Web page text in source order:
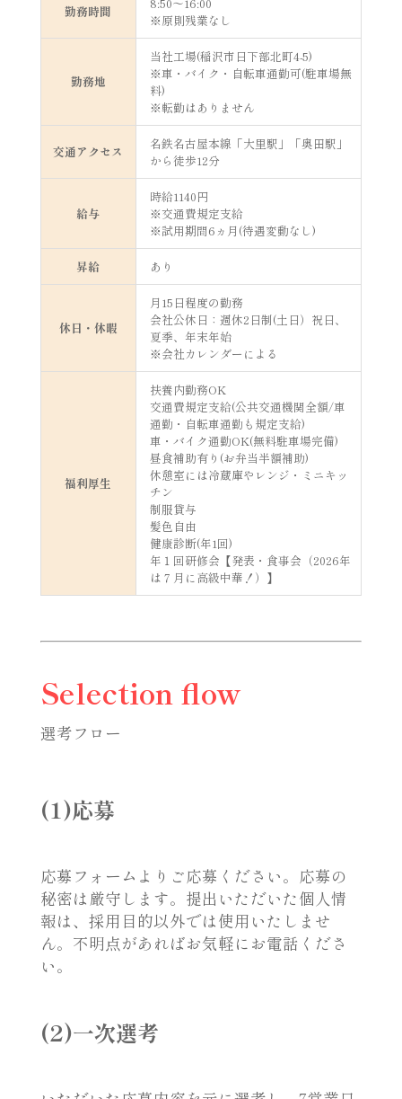
勤務時間
※原則残業なし
勤務地
当社工場(稲沢市日下部北町4-5)
※車・バイク・自転車通勤可(駐車場無
料)
※転勤はありません
交通アクセス
名鉄名古屋本線「大里駅」「奥田駅」
から徒歩12分
給与
時給1140円
※交通費規定支給
※試用期間6ヵ月(待遇変動なし)
昇給 あり
休日・休暇
月15日程度の勤務
会社公休日：週休2日制(土日）祝日、
夏季、年末年始
※会社カレンダーによる
福利厚生
扶養内勤務OK
交通費規定支給(公共交通機関全額/車
通勤・自転車通勤も規定支給)
車・バイク通勤OK(無料駐車場完備)
昼食補助有り(お弁当半額補助)
休憩室には冷蔵庫やレンジ・ミニキッ
チン
制服貸与
髪色自由
健康診断(年1回)
年１回研修会【発表・食事会（2026年
は７月に高級中華！）】
Selection flow
選考フロー
(1)応募
応募フォームよりご応募ください。応募の
秘密は厳守します。提出いただいた個人情
報は、採用目的以外では使用いたしませ
ん。不明点があればお気軽にお電話くださ
い。
(2)一次選考